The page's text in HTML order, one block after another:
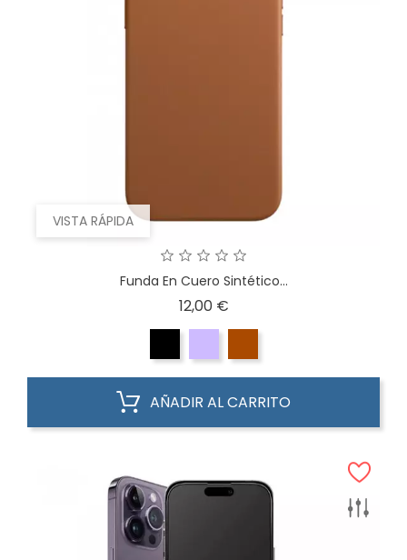
VISTA RÁPIDA
Funda En Cuero Sintético...
12,00 €Precio
AÑADIR AL CARRITO